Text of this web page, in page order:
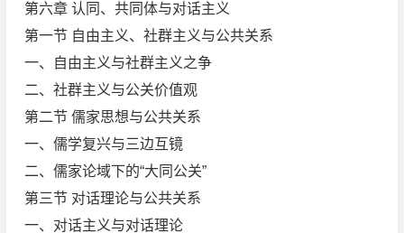
第六章 认同、共同体与对话主义
第一节 自由主义、社群主义与公共关系
一、自由主义与社群主义之争
二、社群主义与公关价值观
第二节 儒家思想与公共关系
一、儒学复兴与三边互镜
二、儒家论域下的“大同公关”
第三节 对话理论与公共关系
一、对话主义与对话理论